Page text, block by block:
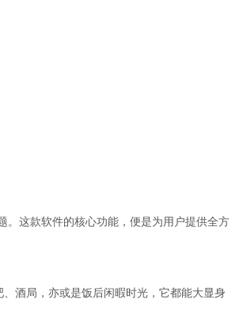
。这款软件的核心功能，便是为用户提供全方
酒局，亦或是饭后闲暇时光，它都能大显身